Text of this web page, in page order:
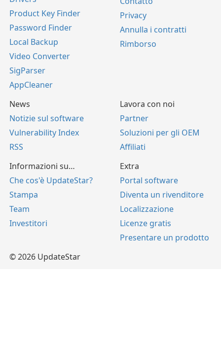
Product Key Finder
Password Finder
Local Backup
Video Converter
SigParser
AppCleaner
Privacy
Annulla i contratti
Rimborso
News
Notizie sul software
Vulnerability Index
RSS
Lavora con noi
Partner
Soluzioni per gli OEM
Affiliati
Informazioni su…
Che cos'è UpdateStar?
Stampa
Team
Investitori
Extra
Portal software
Diventa un rivenditore
Localizzazione
Licenze gratis
Presentare un prodotto
© 2026 UpdateStar